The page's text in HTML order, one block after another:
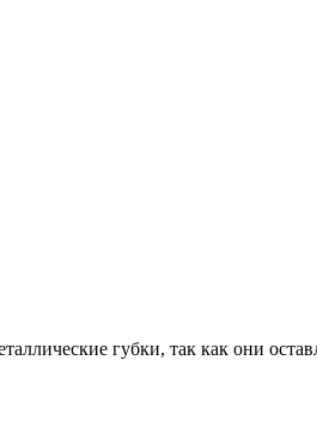
губки, так как они